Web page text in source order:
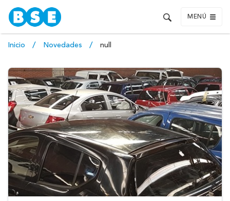
MENÚ
Inicio Novedades null